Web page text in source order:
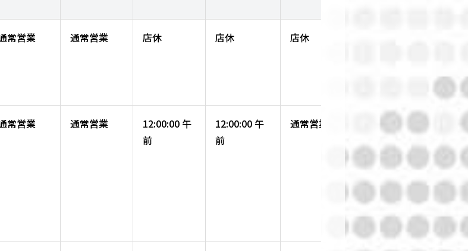
常営業 通常営業 店休 店休 店休
常営業 通常営業
12:00:00 午
前
12:00:00 午
前
通常営業